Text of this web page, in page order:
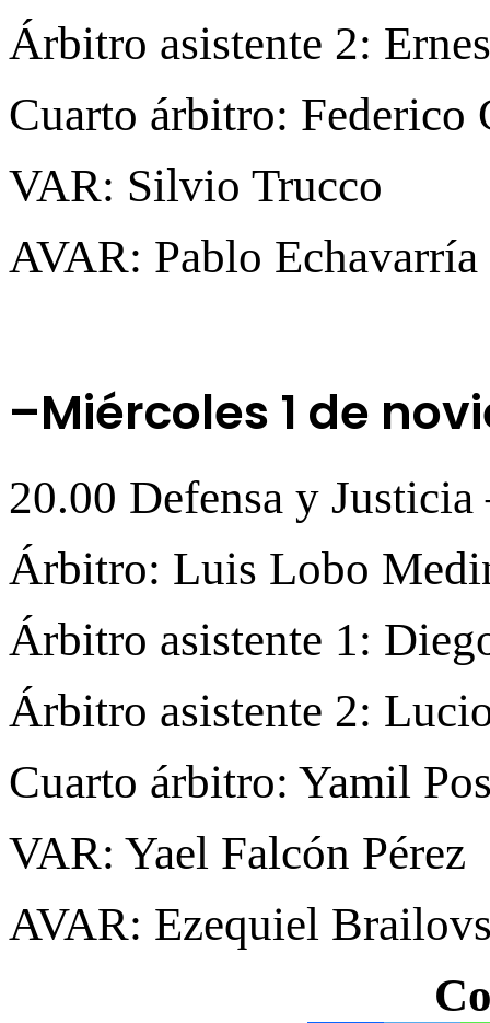
Árbitro asistente 2:
Cuarto árbitro: Federico
VAR: Silvio Trucco
AVAR: Pablo Echavarría
–Miércoles 1 de
20.00 Defensa y
Árbitro: Luis Lobo
Árbitro asistente 1:
Árbitro asistente 2:
Cuarto árbitro: Yamil
VAR: Yael Falcón Pérez
AVAR: Ezequiel